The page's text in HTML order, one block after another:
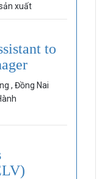
xuất
to
, Đồng Nai